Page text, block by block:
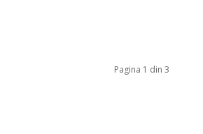
Pagina 1 din 3